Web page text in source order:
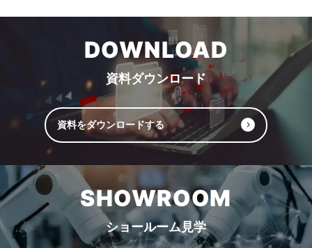
DOWNLOAD
資料ダウンロード
資料をダウンロードする
SHOWROOM
ショールーム見学